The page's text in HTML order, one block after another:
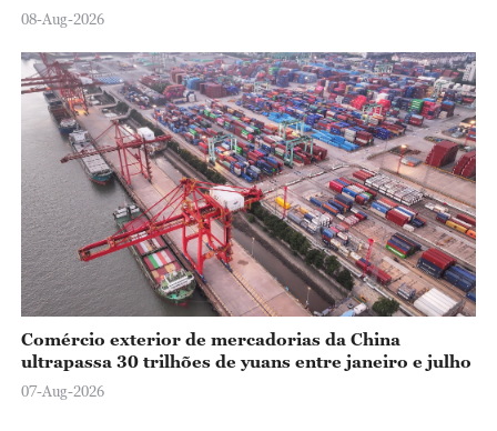
08-Aug-2026
Comércio exterior de mercadorias da China
ultrapassa 30 trilhões de yuans entre janeiro e julho
07-Aug-2026